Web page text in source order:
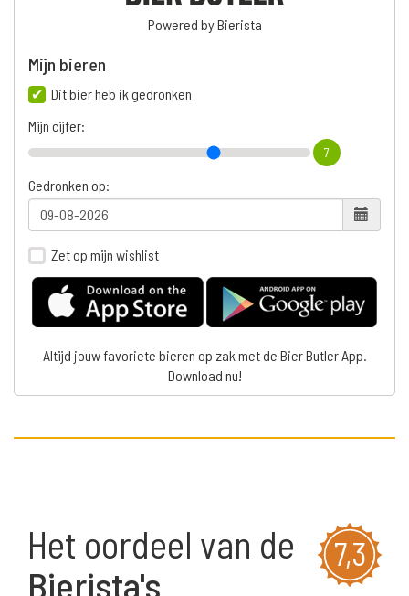
Powered by Bierista
Mijn bieren
Dit bier heb ik gedronken
Mijn cijfer:
7
Gedronken op:
Zet op mijn wishlist
Altijd jouw favoriete bieren op zak met de Bier Butler App.
Download nu!
7,3
Het oordeel van de
Bierista's